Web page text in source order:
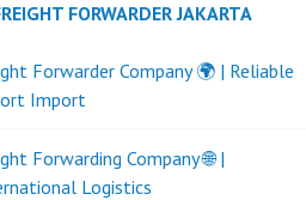
FORWARDER JAKARTA
Forwarder Company 🌍 | Reliable
Import
Forwarding Company 🌐 |
Logistics